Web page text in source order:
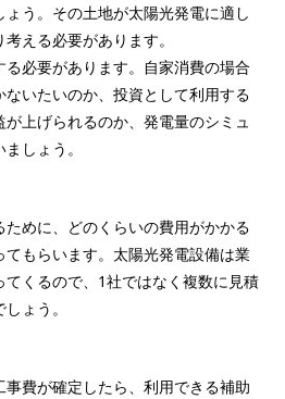
う。その土地が太陽光発電に適し
える必要があります。
る必要があります。自家消費の場合
いたいのか、投資として利用する
上げられるのか、発電量のシミュ
しょう。
めに、どのくらいの費用がかかる
もらいます。太陽光発電設備は業
くるので、1社ではなく複数に見積
ょう。
費が確定したら、利用できる補助